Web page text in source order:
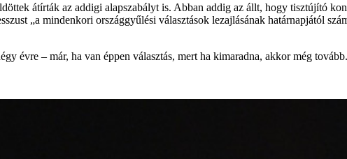
átírták az addigi alapszabályt is. Abban addig az állt, hogy tisztújító
„a mindenkori országgyűlési választások lezajlásának határnapjától
évre – már, ha van éppen választás, mert ha kimaradna, akkor még tovább.